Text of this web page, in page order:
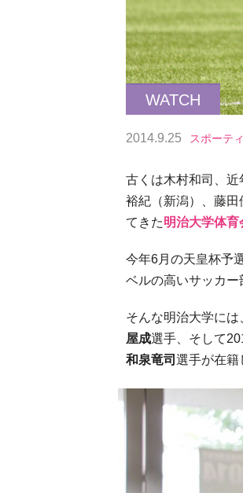
WATCH
2014.9.25 スポーティ
古くは木村和司、
裕紀（新潟）、藤
てきた明治大学体
今年6月の天皇杯予
ベルの高いサッカー
そんな明治大学に
屋成選手、そして
和泉竜司 選手が在籍